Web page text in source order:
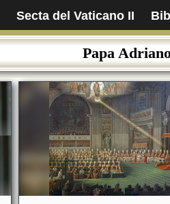
Secta del Vaticano II
Papa